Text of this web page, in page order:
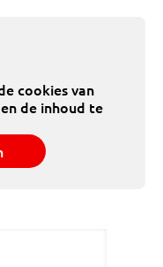
cookies van
de inhoud te